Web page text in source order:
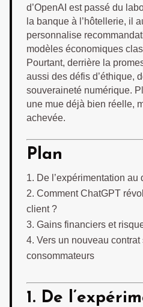
d’OpenAI est passé du
la banque à l’hôtellerie, il
personnalise
modèles économiques
Pourtant, derrière la
aussi des défis d’éthique,
souveraineté numérique.
une mue déjà bien réelle,
achevée.
Plan
De l’expérimentation
Comment ChatGPT
client ?
Gains financiers et
Vers un nouveau
consommateurs
1. De